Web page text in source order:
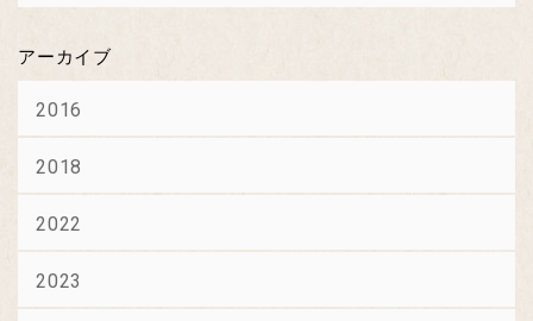
アーカイブ
2016
2018
2022
2023